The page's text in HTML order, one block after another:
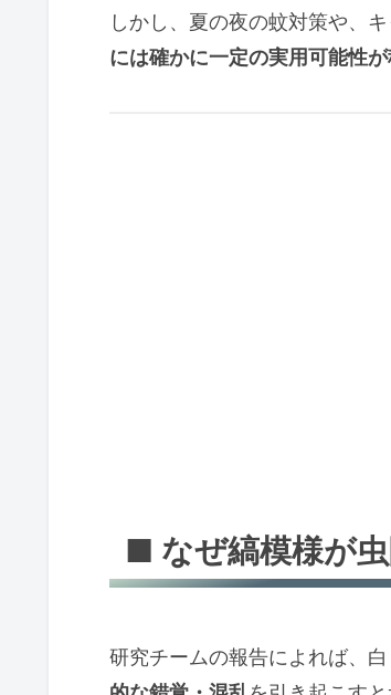
しかし、夏の夜の蚊対策や、
には確かに一定の実用可能性
■ なぜ縞模様が
研究チームの報告によれば、